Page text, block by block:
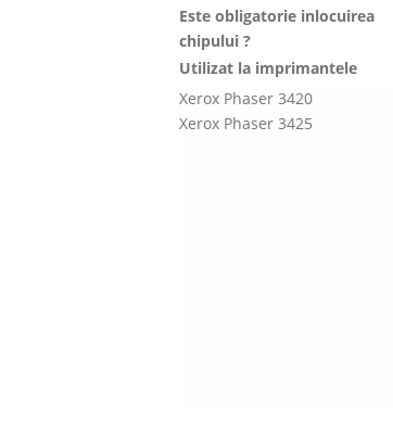
Este obligatorie inlocuirea
chipului ?
Utilizat la imprimantele
Xerox Phaser 3420
Xerox Phaser 3425